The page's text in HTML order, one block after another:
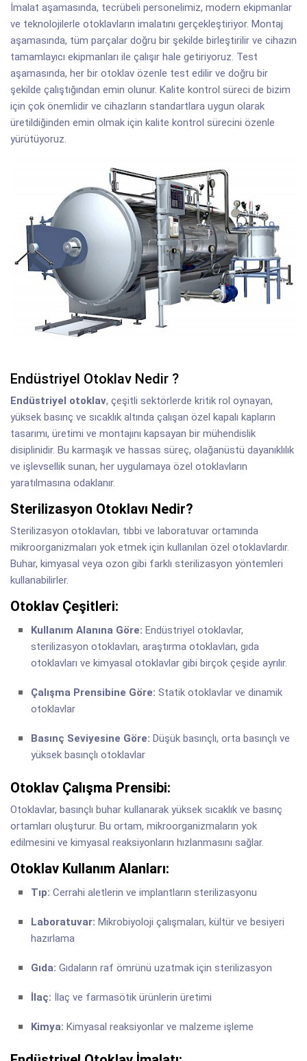
İmalat aşamasında, tecrübeli personelimiz, modern ekipmanlar
ve teknolojilerle otoklavların imalatını gerçekleştiriyor. Montaj
aşamasında, tüm parçalar doğru bir şekilde birleştirilir ve cihazın
tamamlayıcı ekipmanları ile çalışır hale getiriyoruz. Test
aşamasında, her bir otoklav özenle test edilir ve doğru bir
şekilde çalıştığından emin olunur. Kalite kontrol süreci de bizim
için çok önemlidir ve cihazların standartlara uygun olarak
üretildiğinden emin olmak için kalite kontrol sürecini özenle
yürütüyoruz.
Endüstriyel Otoklav Nedir ?
Endüstriyel otoklav, çeşitli sektörlerde kritik rol oynayan,
yüksek basınç ve sıcaklık altında çalışan özel kapalı kapların
tasarımı, üretimi ve montajını kapsayan bir mühendislik
disiplinidir. Bu karmaşık ve hassas süreç, olağanüstü dayanıklılık
ve işlevsellik sunan, her uygulamaya özel otoklavların
yaratılmasına odaklanır.
Sterilizasyon Otoklavı Nedir?
Sterilizasyon otoklavları, tıbbi ve laboratuvar ortamında
mikroorganizmaları yok etmek için kullanılan özel otoklavlardır.
Buhar, kimyasal veya ozon gibi farklı sterilizasyon yöntemleri
kullanabilirler.
Otoklav Çeşitleri:
Kullanım Alanına Göre: Endüstriyel otoklavlar,
sterilizasyon otoklavları, araştırma otoklavları, gıda
otoklavları ve kimyasal otoklavlar gibi birçok çeşide ayrılır.
Çalışma Prensibine Göre: Statik otoklavlar ve dinamik
otoklavlar
Basınç Seviyesine Göre: Düşük basınçlı, orta basınçlı ve
yüksek basınçlı otoklavlar
Otoklav Çalışma Prensibi:
Otoklavlar, basınçlı buhar kullanarak yüksek sıcaklık ve basınç
ortamları oluşturur. Bu ortam, mikroorganizmaların yok
edilmesini ve kimyasal reaksiyonların hızlanmasını sağlar.
Otoklav Kullanım Alanları:
Tıp: Cerrahi aletlerin ve implantların sterilizasyonu
Laboratuvar: Mikrobiyoloji çalışmaları, kültür ve besiyeri
hazırlama
Gıda: Gıdaların raf ömrünü uzatmak için sterilizasyon
İlaç: İlaç ve farmasötik ürünlerin üretimi
Kimya: Kimyasal reaksiyonlar ve malzeme işleme